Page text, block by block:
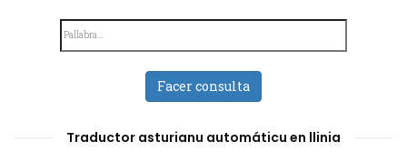
Facer consulta
Traductor asturianu automáticu en llinia